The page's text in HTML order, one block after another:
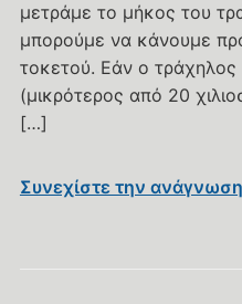
μετράμε το μήκος του
μπορούμε να κάνουμε
τοκετού. Εάν ο τράχηλος
(μικρότερος από 20
[…]
Συνεχίστε την